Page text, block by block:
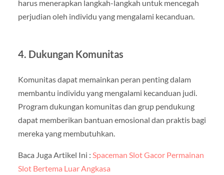
harus menerapkan langkah-langkah untuk mencegah
perjudian oleh individu yang mengalami kecanduan.
4. Dukungan Komunitas
Komunitas dapat memainkan peran penting dalam
membantu individu yang mengalami kecanduan judi.
Program dukungan komunitas dan grup pendukung
dapat memberikan bantuan emosional dan praktis bagi
mereka yang membutuhkan.
Baca Juga Artikel Ini : Spaceman Slot Gacor Permainan
Slot Bertema Luar Angkasa